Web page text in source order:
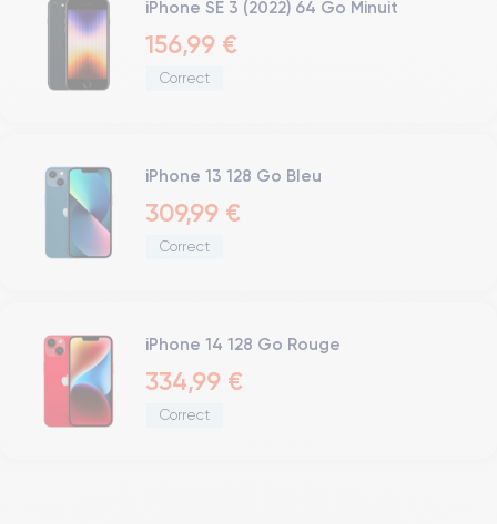
iPhone SE 3 (2022) 64 Go Minuit
156,99 €
Correct
iPhone 13 128 Go Bleu
309,99 €
Correct
iPhone 14 128 Go Rouge
334,99 €
Correct